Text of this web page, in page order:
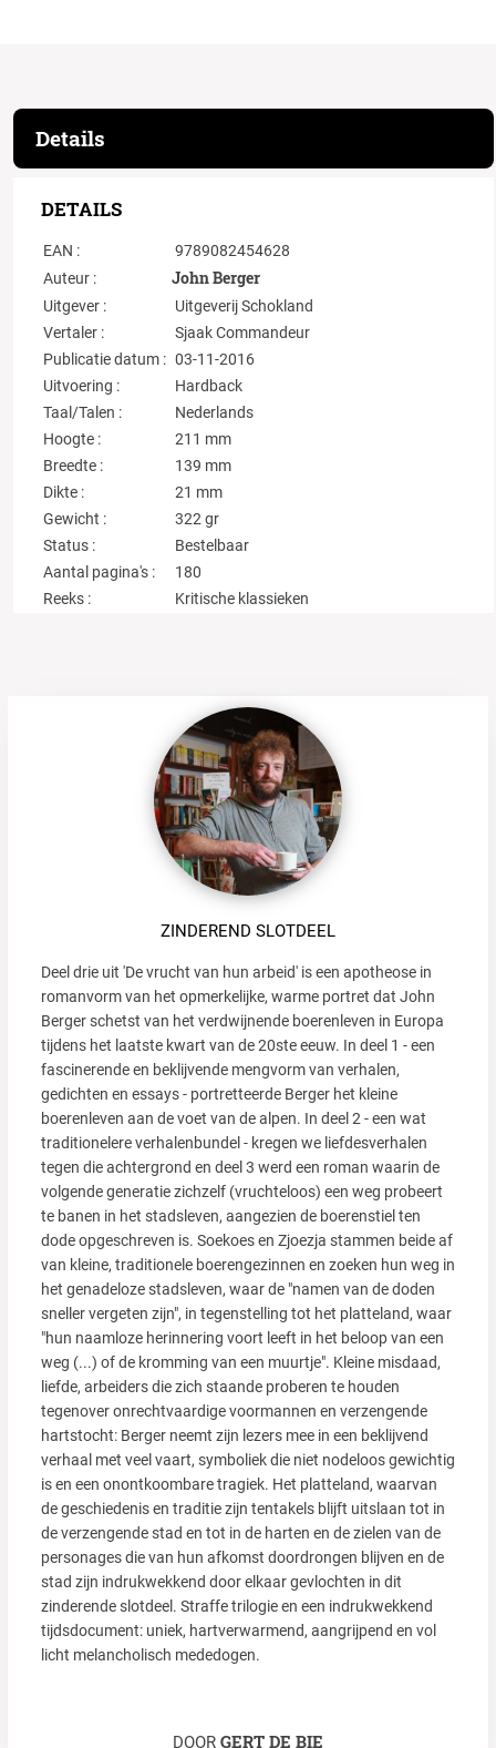
Details
DETAILS
EAN :
9789082454628
Auteur :
John Berger
Uitgever :
Uitgeverij Schokland
Vertaler :
Sjaak Commandeur
Publicatie datum : 03-11-2016
Uitvoering :
Hardback
Taal/Talen :
Nederlands
Hoogte :
211 mm
Breedte :
139 mm
Dikte :
21 mm
Gewicht :
322 gr
Status :
Bestelbaar
Aantal pagina's :
180
Reeks :
Kritische klassieken
ZINDEREND SLOTDEEL
Deel drie uit 'De vrucht van hun arbeid' is een apotheose in
romanvorm van het opmerkelijke, warme portret dat John
Berger schetst van het verdwijnende boerenleven in Europa
tijdens het laatste kwart van de 20ste eeuw. In deel 1 - een
fascinerende en beklijvende mengvorm van verhalen,
gedichten en essays - portretteerde Berger het kleine
boerenleven aan de voet van de alpen. In deel 2 - een wat
traditionelere verhalenbundel - kregen we liefdesverhalen
tegen die achtergrond en deel 3 werd een roman waarin de
volgende generatie zichzelf (vruchteloos) een weg probeert
te banen in het stadsleven, aangezien de boerenstiel ten
dode opgeschreven is. Soekoes en Zjoezja stammen beide af
van kleine, traditionele boerengezinnen en zoeken hun weg in
het genadeloze stadsleven, waar de "namen van de doden
sneller vergeten zijn", in tegenstelling tot het platteland, waar
"hun naamloze herinnering voort leeft in het beloop van een
weg (...) of de kromming van een muurtje". Kleine misdaad,
liefde, arbeiders die zich staande proberen te houden
tegenover onrechtvaardige voormannen en verzengende
hartstocht: Berger neemt zijn lezers mee in een beklijvend
verhaal met veel vaart, symboliek die niet nodeloos gewichtig
is en een onontkoombare tragiek. Het platteland, waarvan
de geschiedenis en traditie zijn tentakels blijft uitslaan tot in
de verzengende stad en tot in de harten en de zielen van de
personages die van hun afkomst doordrongen blijven en de
stad zijn indrukwekkend door elkaar gevlochten in dit
zinderende slotdeel. Straffe trilogie en een indrukwekkend
tijdsdocument: uniek, hartverwarmend, aangrijpend en vol
licht melancholisch mededogen.
DOOR GERT DE BIE